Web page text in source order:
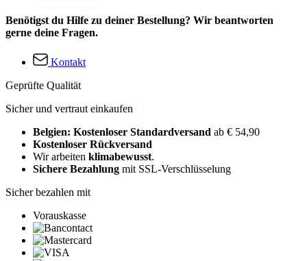
Benötigst du Hilfe zu deiner Bestellung? Wir beantworten
gerne deine Fragen.
Kontakt
Geprüfte Qualität
Sicher und vertraut einkaufen
Belgien: Kostenloser Standardversand ab € 54,90
Kostenloser Rückversand
Wir arbeiten klimabewusst.
Sichere Bezahlung mit SSL-Verschlüsselung
Sicher bezahlen mit
Vorauskasse